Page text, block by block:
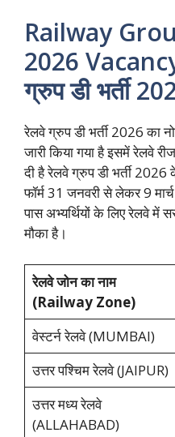
Railway
2026
ग्रुप डी भर्ती
रेलवे ग्रुप डी भर्ती 2026 का
जारी किया गया है इसमें रेलवे
दी है रेलवे ग्रुप डी भर्ती
फॉर्म 31 जनवरी से लेकर 9
पास अभ्यर्थियों के लिए रेलवे में
मौका है।
रेलवे जोन का नाम
(Railway Zone)
वेस्टर्न रेलवे (MUMBAI)
उत्तर पश्चिम रेलवे (JAIPUR)
उत्तर मध्य रेलवे
(ALLAHABAD)